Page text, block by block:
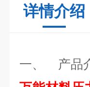
详情介绍
一、 产品